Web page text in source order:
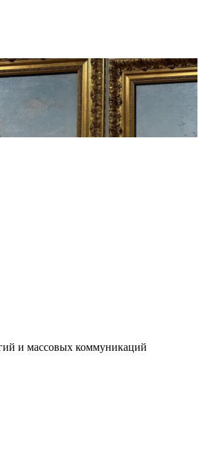
и массовых коммуникаций